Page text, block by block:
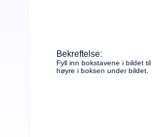
Bekreftelse:
Fyll inn bokstavene i bildet til
høyre i boksen under bildet.